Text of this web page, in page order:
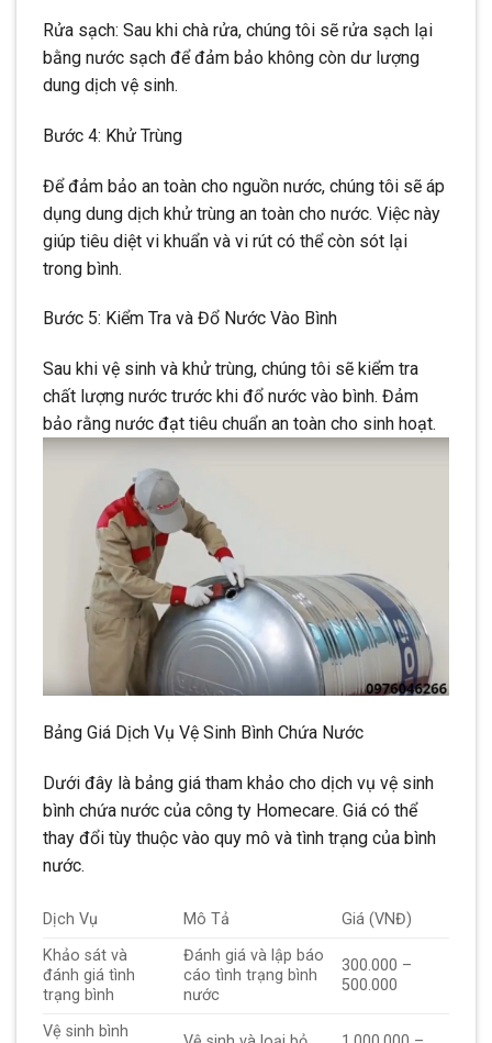
Rửa sạch: Sau khi chà rửa, chúng tôi sẽ rửa sạch lại
bằng nước sạch để đảm bảo không còn dư lượng
dung dịch vệ sinh.
Bước 4: Khử Trùng
Để đảm bảo an toàn cho nguồn nước, chúng tôi sẽ áp
dụng dung dịch khử trùng an toàn cho nước. Việc này
giúp tiêu diệt vi khuẩn và vi rút có thể còn sót lại
trong bình.
Bước 5: Kiểm Tra và Đổ Nước Vào Bình
Sau khi vệ sinh và khử trùng, chúng tôi sẽ kiểm tra
chất lượng nước trước khi đổ nước vào bình. Đảm
bảo rằng nước đạt tiêu chuẩn an toàn cho sinh hoạt.
Bảng Giá Dịch Vụ Vệ Sinh Bình Chứa Nước
Dưới đây là bảng giá tham khảo cho dịch vụ vệ sinh
bình chứa nước của công ty Homecare. Giá có thể
thay đổi tùy thuộc vào quy mô và tình trạng của bình
nước.
Dịch Vụ Mô Tả
Giá (VNĐ)
Khảo sát và
đánh giá tình
trạng bình
Đánh giá và lập báo
cáo tình trạng bình
nước
300.000 –
500.000
Vệ sinh bình